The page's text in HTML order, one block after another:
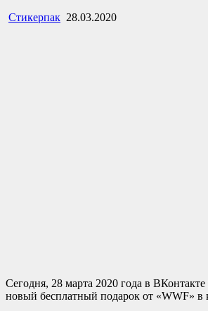
Стикерпак 28.03.2020
Сегодня, 28 марта 2020 года в
новый бесплатный подарок от «WWF» в